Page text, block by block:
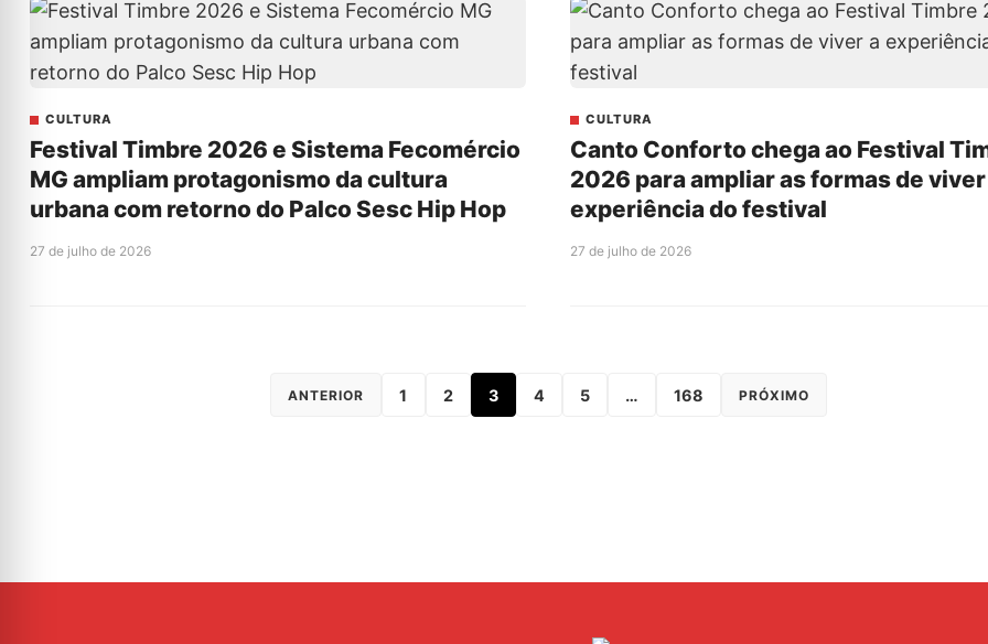
CULTURA
Festival Timbre 2026 e Sistema Fecomércio
MG ampliam protagonismo da cultura
urbana com retorno do Palco Sesc Hip Hop
27 de julho de 2026
CULTURA
Canto Conforto chega ao Festival
2026 para ampliar as formas de viver
experiência do festival
27 de julho de 2026
ANTERIOR 1 2 3 4 5 … 168 PRÓXIMO